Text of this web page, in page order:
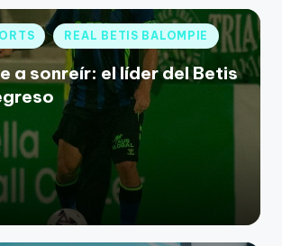
REAL BETIS BALOMPIE
a sonreír: el líder del Betis